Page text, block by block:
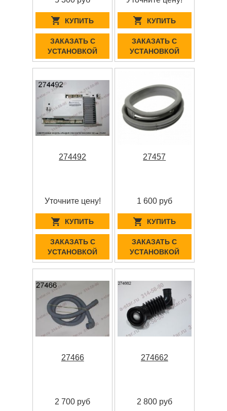
КУПИТЬ
ЗАКАЗАТЬ С
УСТАНОВКОЙ
КУПИТЬ
ЗАКАЗАТЬ С
УСТАНОВКОЙ
274492
Уточните цену!
КУПИТЬ
ЗАКАЗАТЬ С
УСТАНОВКОЙ
27457
1 600 руб
КУПИТЬ
ЗАКАЗАТЬ С
УСТАНОВКОЙ
27466
2 700 руб
274662
2 800 руб